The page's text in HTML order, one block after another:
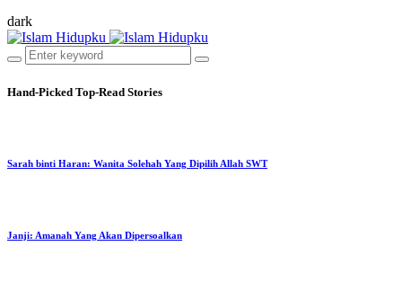
dark
Hand-Picked Top-Read Stories
Sarah binti Haran: Wanita Solehah Yang Dipilih Allah SWT
Janji: Amanah Yang Akan Dipersoalkan